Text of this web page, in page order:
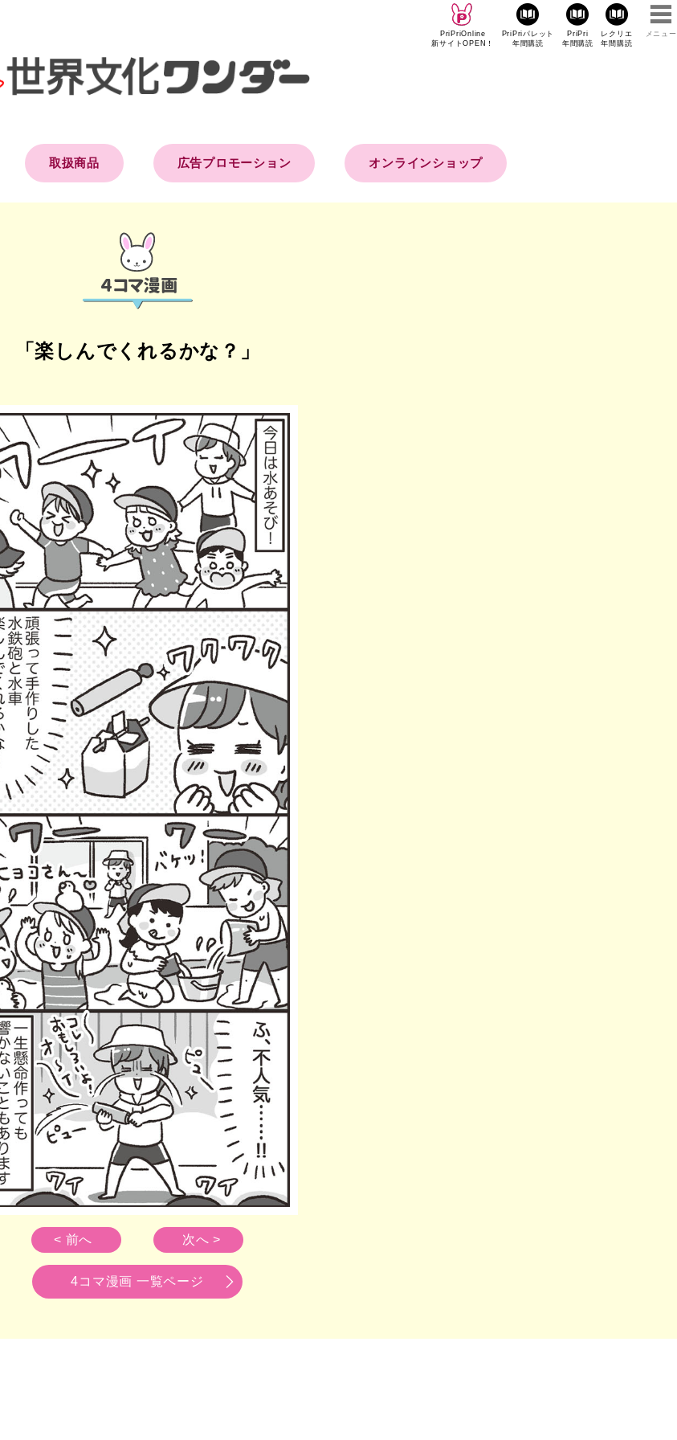
PriPriOnline
新サイトOPEN！
PriPriパレット
年間購読
PriPri
年間購読
レクリエ
年間購読
メニュー
取扱商品 広告プロモーション オンラインショップ
「楽しんでくれるかな？」
< 前へ 次へ >
4コマ漫画 一覧ページ